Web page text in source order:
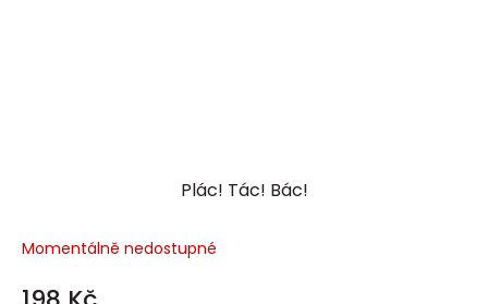
Plác! Tác! Bác!
Momentálně nedostupné